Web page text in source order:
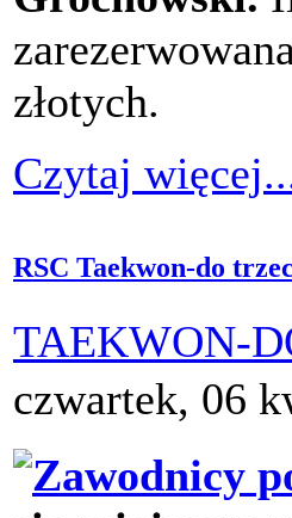
złotych.
Czytaj
RSC Taekwon-do
TAEKWON-
czwartek, 06